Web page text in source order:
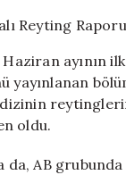
ayının
yayınlanan
dizinin
oldu.
AB grubunda